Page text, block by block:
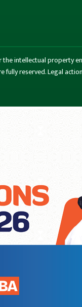
the intellectual
fully reserved. Legal